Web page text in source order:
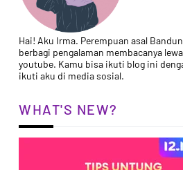
Hai! Aku Irma. Perempuan asal
berbagi pengalaman membacanya
youtube. Kamu bisa ikuti blog ini
ikuti aku di media sosial.
WHAT'S NEW?